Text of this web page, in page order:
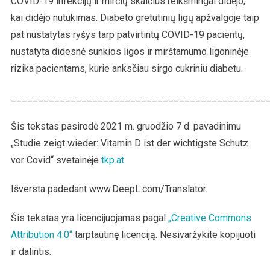
kai didėjo nutukimas. Diabeto gretutinių ligų apžvalgoje taip
pat nustatytas ryšys tarp patvirtintų COVID-19 pacientų,
nustatyta didesnė sunkios ligos ir mirštamumo ligoninėje
rizika pacientams, kurie anksčiau sirgo cukriniu diabetu.
Šis tekstas pasirodė 2021 m. gruodžio 7 d. pavadinimu
„Studie zeigt wieder: Vitamin D ist der wichtigste Schutz
vor Covid“ svetainėje tkp.at.
Išversta padedant www.DeepL.com/Translator.
Šis tekstas yra licencijuojamas pagal „Creative Commons
Attribution 4.0“tarptautinę licenciją. Nesivaržykite kopijuoti
ir dalintis.